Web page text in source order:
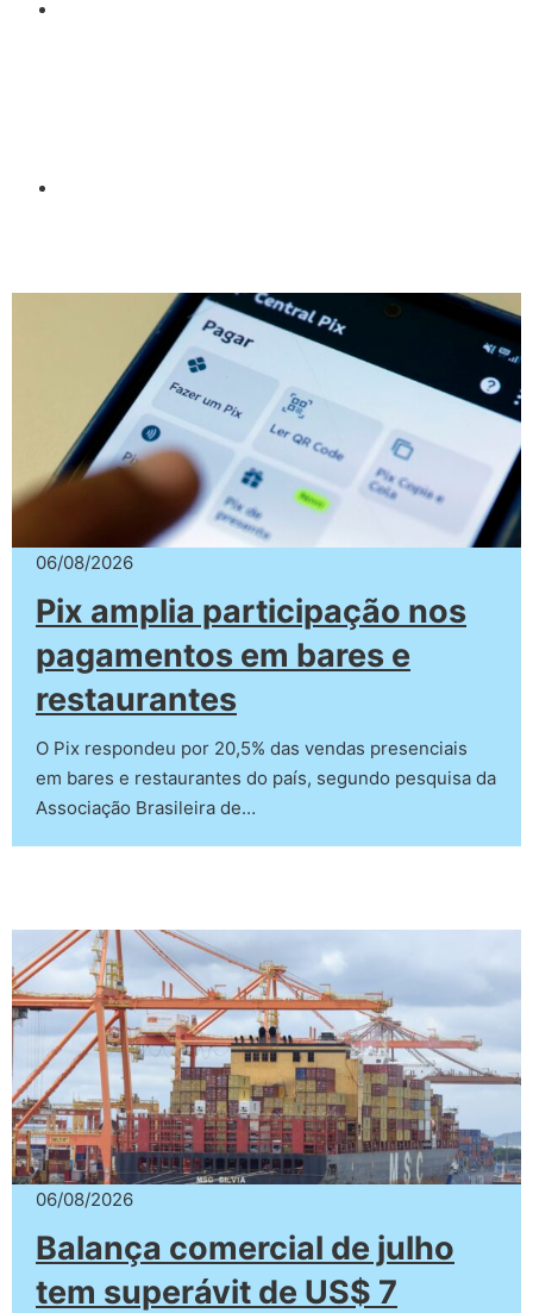
06/08/2026
Pix amplia participação nos
pagamentos em bares e
restaurantes
O Pix respondeu por 20,5% das vendas presenciais
em bares e restaurantes do país, segundo pesquisa da
Associação Brasileira de…
06/08/2026
Balança comercial de julho
tem superávit de US$ 7